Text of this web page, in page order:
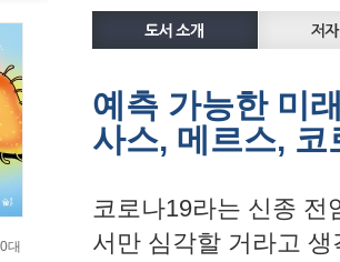
대
예측 가능한 미
사스, 메르스,
코로나19라는 신종 전
서만 심각할 거라고